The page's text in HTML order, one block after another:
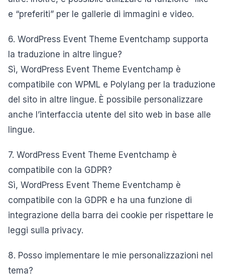
e “preferiti” per le gallerie di immagini e video.
6. WordPress Event Theme Eventchamp supporta
la traduzione in altre lingue?
Sì, WordPress Event Theme Eventchamp è
compatibile con WPML e Polylang per la traduzione
del sito in altre lingue. È possibile personalizzare
anche l’interfaccia utente del sito web in base alle
lingue.
7. WordPress Event Theme Eventchamp è
compatibile con la GDPR?
Sì, WordPress Event Theme Eventchamp è
compatibile con la GDPR e ha una funzione di
integrazione della barra dei cookie per rispettare le
leggi sulla privacy.
8. Posso implementare le mie personalizzazioni nel
tema?